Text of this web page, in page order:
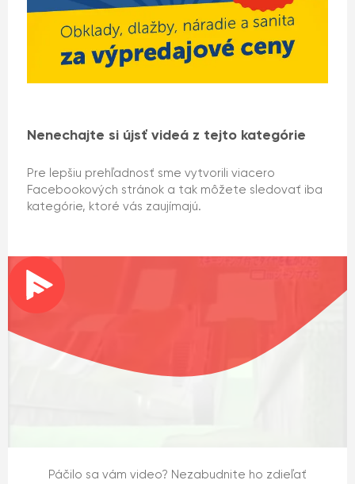
Nenechajte si újsť videá z tejto kategórie
Pre lepšiu prehľadnosť sme vytvorili viacero
Facebookových stránok a tak môžete sledovať iba
kategórie, ktoré vás zaujímajú.
Páčilo sa vám video? Nezabudnite ho zdieľať